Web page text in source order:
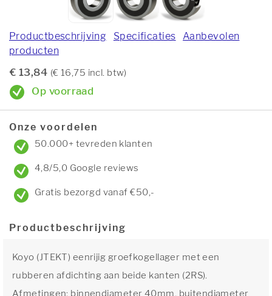
Productbeschrijving Specificaties
Aanbevolen
producten
€ 13,84 (€ 16,75 incl. btw)
Op voorraad
Onze voordelen
50.000+ tevreden klanten
4,8/5,0 Google reviews
Gratis bezorgd vanaf €50,-
Productbeschrijving
Koyo (JTEKT) eenrijig groefkogellager met een
rubberen afdichting aan beide kanten (2RS).
Afmetingen: binnendiameter 40mm, buitendiameter